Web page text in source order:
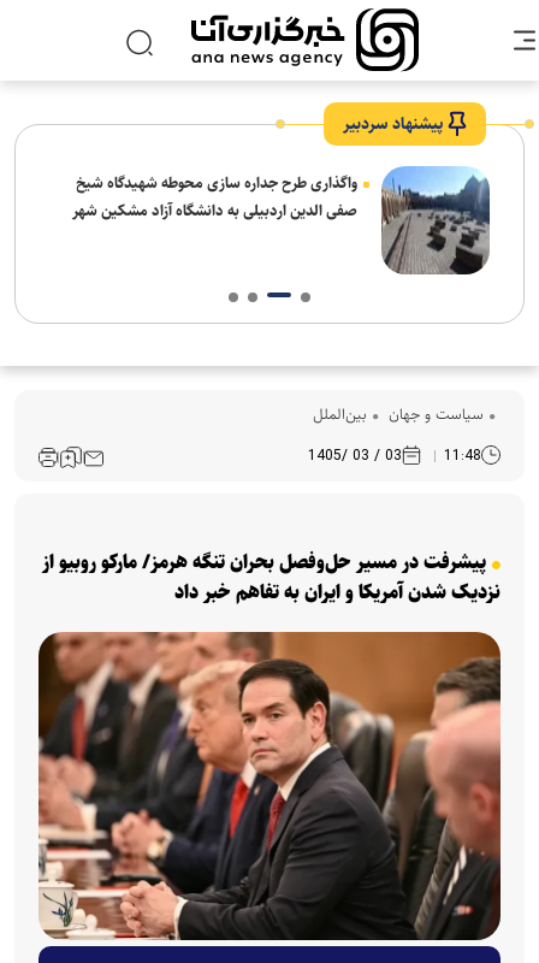
پیشنهاد سردبیر
واگذاری طرح جداره سازی محوطه شهیدگاه شیخ
صفی الدین اردبیلی به دانشگاه آزاد مشکین شهر
سیاست و جهان بین‌الملل
11:48
03 / 03 /1405
پیشرفت در مسیر حل‌وفصل بحران تنگه هرمز/ مارکو روبیو از
نزدیک شدن آمریکا و ایران به تفاهم خبر داد